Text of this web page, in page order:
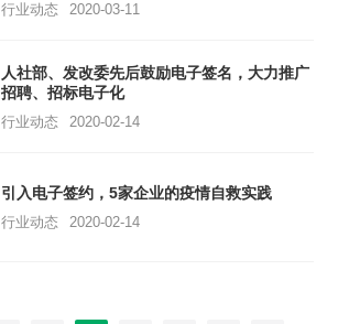
行业动态 2020-03-11
人社部、发改委先后鼓励电子签名，大力推广
招聘、招标电子化
行业动态 2020-02-14
引入电子签约，5家企业的疫情自救实践
行业动态 2020-02-14